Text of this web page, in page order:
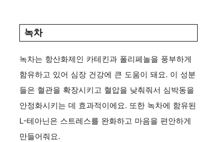
녹차
녹차는 항산화제인 카테킨과 폴리페놀을 풍부하게
함유하고 있어 심장 건강에 큰 도움이 돼요. 이 성분
들은 혈관을 확장시키고 혈압을 낮춰줘서 심박동을
안정화시키는 데 효과적이에요. 또한 녹차에 함유된
L-테아닌은 스트레스를 완화하고 마음을 편안하게
만들어줘요.